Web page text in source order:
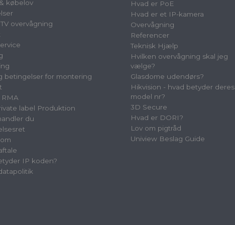
købelov
overvågning
betingelser for montering
RMA
label Produktion
du
IP koden?
Hvad er PoE
Hvad er et IP-kamera
Overvågning
Referencer
Teknisk Hjælp
Hvilken overvågning skal jeg
vælge?
Glasdome udendørs?
Hikvision - hvad betyder deres
model nr?
3D Secure
Hvad er DORI?
Lov om pigtråd
Uniview Beslag Guide